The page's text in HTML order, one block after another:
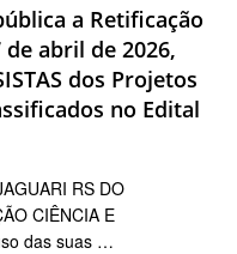
a Retificação
de abril de 2026,
dos Projetos
no Edital
RS DO
CIÊNCIA E
das suas …